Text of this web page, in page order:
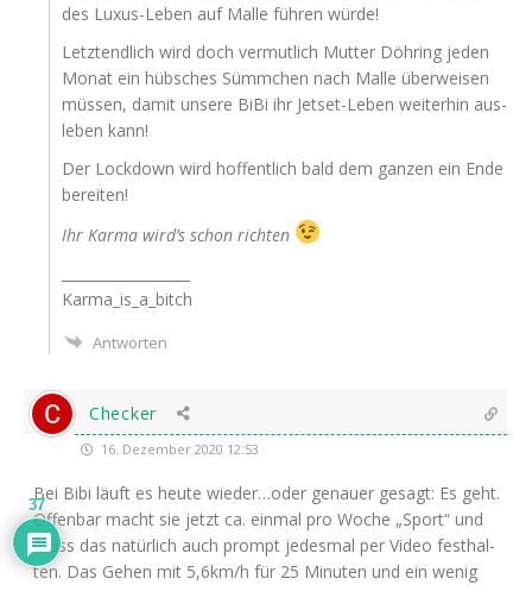
des Luxus-Leben auf Mal­le füh­ren würde!
Letzt­end­lich wird doch ver­mut­lich Mut­ter Döh­ring jeden
Monat ein hüb­sches Sümm­chen nach Mal­le über­wei­sen
müs­sen, damit unse­re BiBi ihr Jet­set-Leben wei­ter­hin aus­
le­ben kann!
Der Lock­down wird hof­fent­lich bald dem gan­zen ein Ende
bereiten!
Ihr Kar­ma wird’s schon rich­ten
Karma_is_a_bitch
Antworten
Checker
16. Dezember 2020 12:53
Bei Bibi läuft es heu­te wieder…oder genau­er gesagt: Es geht.
Offen­bar macht sie jetzt ca. ein­mal pro Woche „Sport“ und
muss das natür­lich auch prompt jedes­mal per Video fest­hal­
ten. Das Gehen mit 5,6km/h für 25 Minu­ten und ein wenig
37